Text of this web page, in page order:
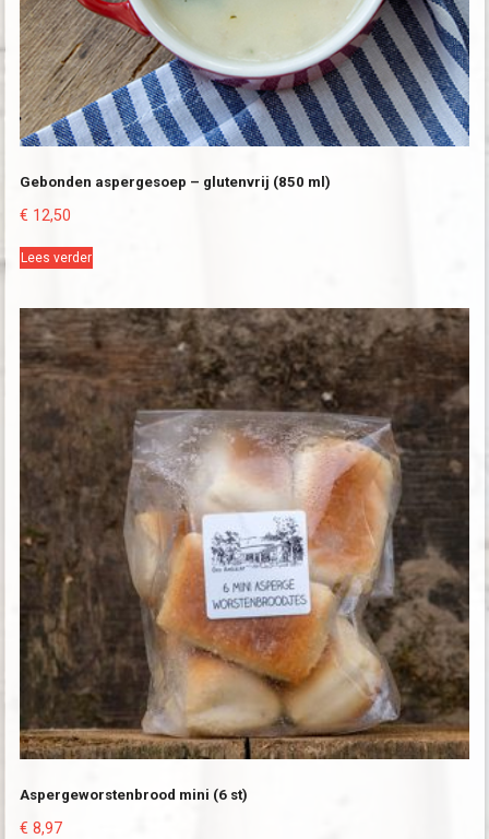
Gebonden aspergesoep – glutenvrij (850 ml)
€ 12,50
Lees verder
Aspergeworstenbrood mini (6 st)
€ 8,97